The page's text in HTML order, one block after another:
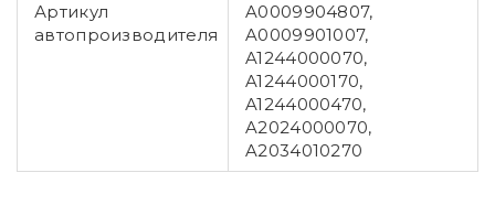
Артикул
автопроизводителя
A0009904807,
A0009901007,
A1244000070,
A1244000170,
A1244000470,
A2024000070,
A2034010270